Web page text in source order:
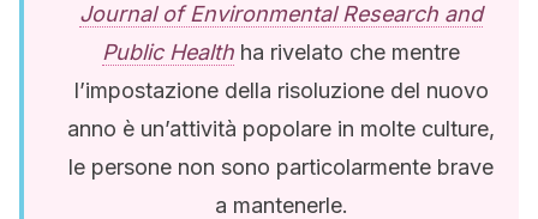
Journal of Environmental Research and
Public Health ha rivelato che mentre
l’impostazione della risoluzione del nuovo
anno è un’attività popolare in molte culture,
le persone non sono particolarmente brave
a mantenerle.